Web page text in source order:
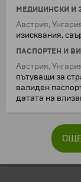
МЕДИЦИНСКИ И
Австрия,
изисквания,
ПАСПОРТЕН И
Австрия,
пътуващи за
валиден
датата на